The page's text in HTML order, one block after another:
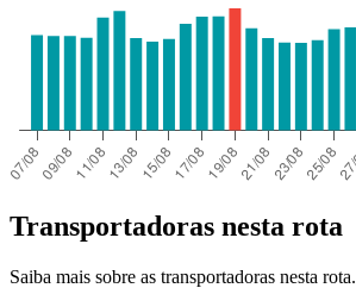
Transportadoras nesta rota
Saiba mais sobre as transportadoras nesta rota.